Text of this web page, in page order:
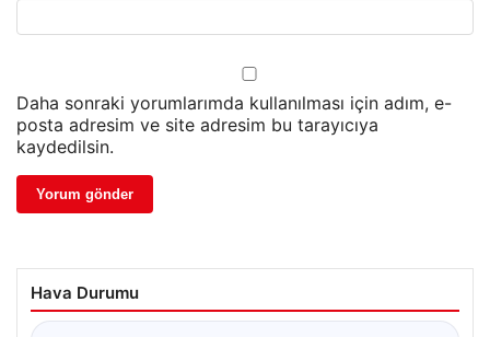
Daha sonraki yorumlarımda kullanılması için adım, e-
posta adresim ve site adresim bu tarayıcıya
kaydedilsin.
Hava Durumu